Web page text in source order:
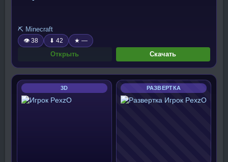
⛏️ Minecraft
👁 38 ⬇ 42 ★ —
Открыть Скачать
3D РАЗВЕРТКА